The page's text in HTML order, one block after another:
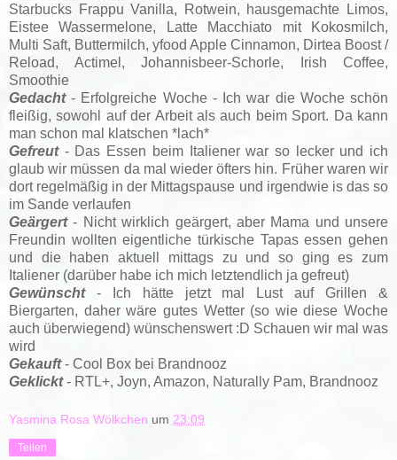
Starbucks Frappu Vanilla, Rotwein, hausgemachte Limos,
Eistee Wassermelone, Latte Macchiato mit Kokosmilch,
Multi Saft, Buttermilch, yfood Apple Cinnamon, Dirtea Boost /
Reload, Actimel , Johannisbeer-Schorle, Irish Coffee,
Smoothie
Gedacht- Erfolgreiche Woche - Ich war die Woche schön
fleißig, sowohl auf der Arbeit als auch beim Sport. Da kann
man schon mal klatschen *lach*
Gefreut- Das Essen beim Italiener war so lecker und ich
glaub wir müssen da mal wieder öfters hin. Früher waren wir
dort regelmäßig in der Mittagspause und irgendwie is das so
im Sande verlaufen
Geärgert- Nicht wirklich geärgert, aber Mama und unsere
Freundin wollten eigentliche türkische Tapas essen gehen
und die haben aktuell mittags zu und so ging es zum
Italiener (darüber habe ich mich letztendlich ja gefreut)
Gewünscht- Ich hätte jetzt mal Lust auf Grillen &
Biergarten, daher wäre gutes Wetter (so wie diese Woche
auch überwiegend) wünschenswert :D Schauen wir mal was
wird
Gekauft- Cool Box bei Brandnooz
Geklickt- RTL+, Joyn, Amazon, Naturally Pam, Brandnooz
Yasmina Rosa Wölkchen um 23:09
Teilen